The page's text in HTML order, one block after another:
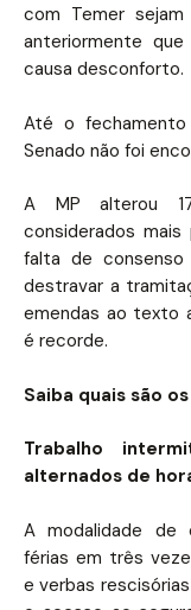
com Temer sejam
anteriormente
causa desconforto.
Até o
Senado não foi
A MP alterou
considerados
falta de
destravar a
emendas ao texto
é recorde.
Saiba quais são
Trabalho
alternados de
A modalidade de
férias em três
e verbas